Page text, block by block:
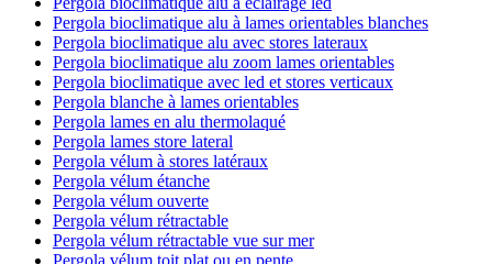
Pergola bioclimatique alu à lames orientables blanches
Pergola bioclimatique alu avec stores lateraux
Pergola bioclimatique alu zoom lames orientables
Pergola bioclimatique avec led et stores verticaux
Pergola blanche à lames orientables
Pergola lames en alu thermolaqué
Pergola lames store lateral
Pergola vélum à stores latéraux
Pergola vélum étanche
Pergola vélum ouverte
Pergola vélum rétractable
Pergola vélum rétractable vue sur mer